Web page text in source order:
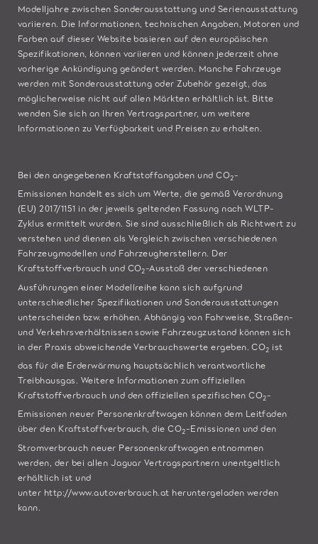
Modelljahre zwischen Sonderausstattung und Serienausstattung
variieren. Die Informationen, technischen Angaben, Motoren und
Farben auf dieser Website basieren auf den europäischen
Spezifikationen, können variieren und können jederzeit ohne
vorherige Ankündigung geändert werden. Manche Fahrzeuge
werden mit Sonderausstattung oder Zubehör gezeigt, das
möglicherweise nicht auf allen Märkten erhältlich ist. Bitte
wenden Sie sich an Ihren Vertragspartner, um weitere
Informationen zu Verfügbarkeit und Preisen zu erhalten.
Bei den angegebenen Kraftstoffangaben und CO2-
Emissionen handelt es sich um Werte, die gemäß Verordnung
(EU) 2017/1151 in der jeweils geltenden Fassung nach WLTP-
Zyklus ermittelt wurden. Sie sind ausschließlich als Richtwert zu
verstehen und dienen als Vergleich zwischen verschiedenen
Fahrzeugmodellen und Fahrzeugherstellern. Der
Kraftstoffverbrauch und CO2-Ausstoß der verschiedenen
Ausführungen einer Modellreihe kann sich aufgrund
unterschiedlicher Spezifikationen und Sonderausstattungen
unterscheiden bzw. erhöhen. Abhängig von Fahrweise, Straßen-
und Verkehrsverhältnissen sowie Fahrzeugzustand können sich
in der Praxis abweichende Verbrauchswerte ergeben. CO2 ist
das für die Erderwärmung hauptsächlich verantwortliche
Treibhausgas. Weitere Informationen zum offiziellen
Kraftstoffverbrauch und den offiziellen spezifischen CO2-
Emissionen neuer Personenkraftwagen können dem Leitfaden
über den Kraftstoffverbrauch, die CO2-Emissionen und den
Stromverbrauch neuer Personenkraftwagen entnommen
werden, der bei allen Jaguar Vertragspartnern unentgeltlich
erhältlich ist und
unter http://www.autoverbrauch.at heruntergeladen werden
kann.